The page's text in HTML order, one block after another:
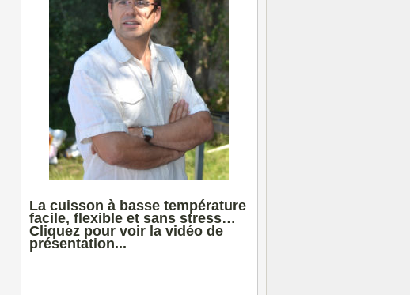
La cuisson à basse température
facile, flexible et sans stress…
Cliquez pour voir la vidéo de
présentation...